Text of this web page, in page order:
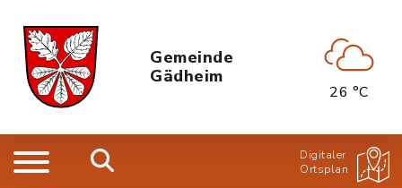
Gemeinde
Gädheim
26 °C
Digitaler
Ortsplan